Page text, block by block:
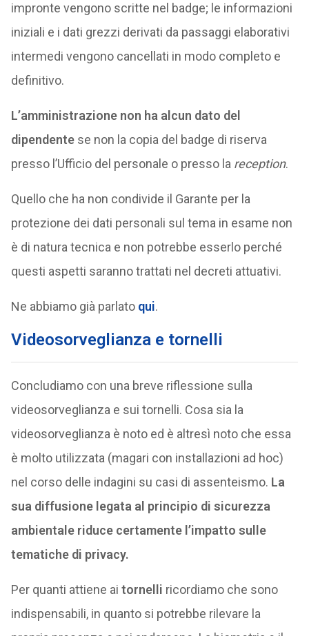
impronte vengono scritte nel badge; le informazioni
iniziali e i dati grezzi derivati da passaggi elaborativi
intermedi vengono cancellati in modo completo e
definitivo.
L’amministrazione non ha alcun dato del
dipendentese non la copia del badge di riserva
presso l’Ufficio del personale o presso la reception.
Quello che ha non condivide il Garante per la
protezione dei dati personali sul tema in esame non
è di natura tecnica e non potrebbe esserlo perché
questi aspetti saranno trattati nel decreti attuativi.
Ne abbiamo già parlato qui.
Videosorveglianza e tornelli
Concludiamo con una breve riflessione sulla
videosorveglianza e sui tornelli. Cosa sia la
videosorveglianza è noto ed è altresì noto che essa
è molto utilizzata (magari con installazioni ad hoc)
nel corso delle indagini su casi di assenteismo. La
sua diffusione legata al principio di sicurezza
ambientale riduce certamente l’impatto sulle
tematiche di privacy.
Per quanti attiene ai tornelli ricordiamo che sono
indispensabili, in quanto si potrebbe rilevare la